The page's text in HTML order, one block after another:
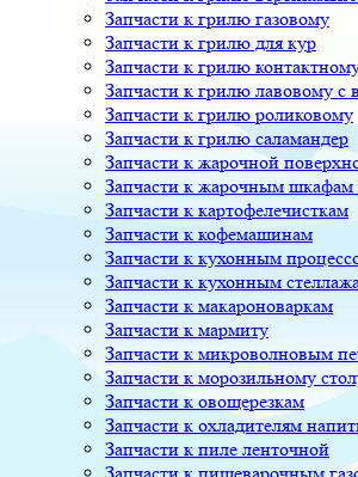
Запчасти к грилю газовому
Запчасти к грилю для кур
Запчасти к грилю
Запчасти к грилю лавовому с
Запчасти к грилю роликовому
Запчасти к грилю саламандер
Запчасти к жарочной
Запчасти к жарочным шкафам
Запчасти к картофелечисткам
Запчасти к кофемашинам
Запчасти к кухонным
Запчасти к кухонным
Запчасти к макароноваркам
Запчасти к мармиту
Запчасти к микроволновым
Запчасти к морозильному
Запчасти к овощерезкам
Запчасти к охладителям
Запчасти к пиле ленточной